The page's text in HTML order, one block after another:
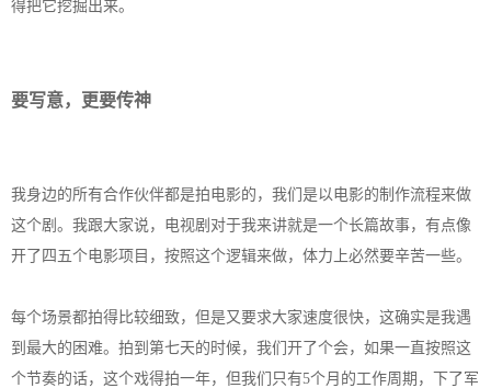
得把它挖掘出来。
要写意，更要传神
我身边的所有合作伙伴都是拍电影的，我们是以电影的制作流程来做
这个剧。我跟大家说，电视剧对于我来讲就是一个长篇故事，有点像
开了四五个电影项目，按照这个逻辑来做，体力上必然要辛苦一些。
每个场景都拍得比较细致，但是又要求大家速度很快，这确实是我遇
到最大的困难。拍到第七天的时候，我们开了个会，如果一直按照这
个节奏的话，这个戏得拍一年，但我们只有5个月的工作周期，下了军